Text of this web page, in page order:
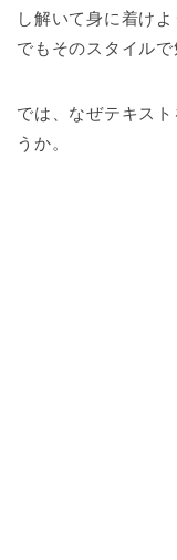
し解いて身に着け
でもそのスタイル
では、なぜテキス
うか。